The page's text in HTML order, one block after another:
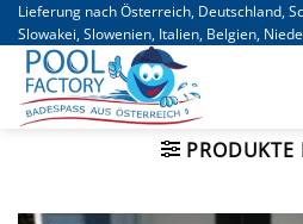
Zum
Inhalt
springen
Lieferung nach Österreich, Deutschland,
Slowakei, Slowenien, Italien, Belgien,
PRODUKTE